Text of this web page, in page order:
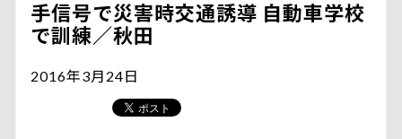
手信号で災害時交通誘導 自動車学校
で訓練／秋田
2016年3月24日